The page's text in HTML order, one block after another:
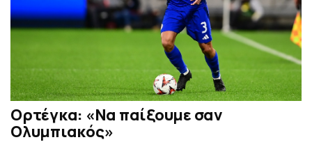
Ορτέγκα: «Να παίξουμε σαν
Ολυμπιακός»